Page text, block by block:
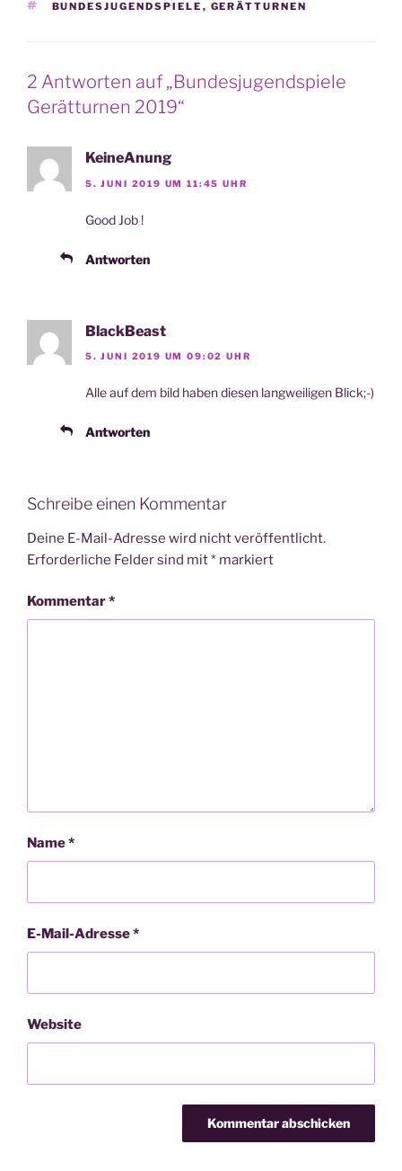
SCHLAGWÖRTER
BUNDESJUGENDSPIELE , GERÄTTURNEN
2 Antworten auf „Bundesjugendspiele
Gerätturnen 2019“
KeineAnung
5. JUNI 2019 UM 11:45 UHR
Good Job !
Antworten
BlackBeast
5. JUNI 2019 UM 09:02 UHR
Alle auf dem bild haben die­sen lang­wei­li­gen Blick;-)
Antworten
Schreibe einen Kommentar
Deine E-Mail-Adresse wird nicht veröffentlicht.
Erforderliche Felder sind mit* markiert
Kommentar*
Name*
E-Mail-Adresse*
Website